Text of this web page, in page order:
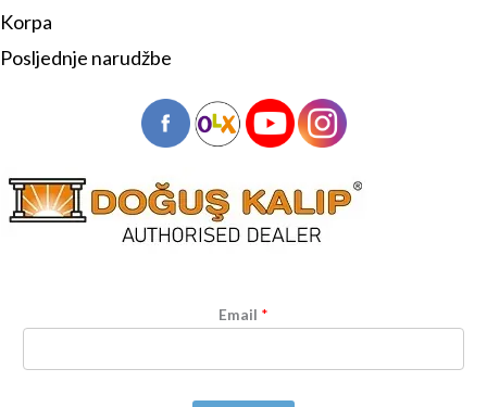
Korpa
Posljednje narudžbe
Email *